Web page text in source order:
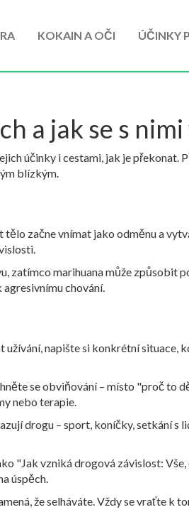
KOKAIN A OČI ÚČINKY
a jak se s
účinky i cestami, jak je překonat.
blízkým.
začne vnímat jako odměnu a
zatímco marihuana může způsobit
chování.
napište si konkrétní situace,
se obviňování – místo "proč to
nebo terapie.
drogu – sport, koníčky, setkání s
"Jak vzniká drogová závislost:
úspěch.
že selháváte. Vždy se vraťte k